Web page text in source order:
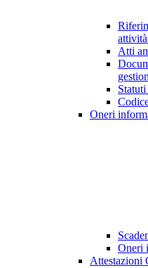
attività
Atti
Oneri
Oneri
Attestazioni